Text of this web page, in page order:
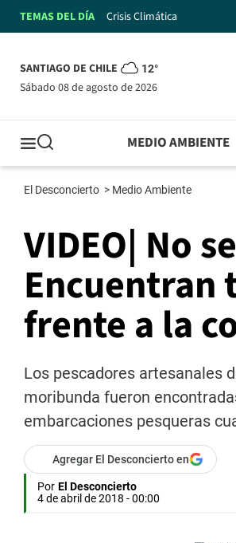
TEMAS DEL DÍA Crisis Climática
SANTIAGO DE CHILE 12°
sábado 08 de agosto de 2026
MEDIO AMBIENTE
El Desconcierto > Medio Ambiente
VIDEO| No
Encuentran
frente a la
Los pescadores artesanales
moribunda fueron
embarcaciones pesqueras
Agregar El Desconcierto en
Por El Desconcierto
4 de abril de 2018 - 00:00